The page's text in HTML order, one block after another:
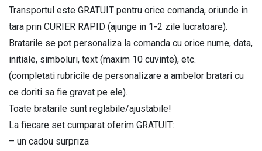
cu
initiale
si
data
la
alegere
cu
mesajul
Mereu
Transportul este GRATUIT pentru orice comanda, oriunde in
tara prin CURIER RAPID (ajunge in 1-2 zile lucratoare).
Bratarile se pot personaliza la comanda cu orice nume, data,
initiale, simboluri, text (maxim 10 cuvinte), etc.
(completati rubricile de personalizare a ambelor bratari cu
ce doriti sa fie gravat pe ele).
Toate bratarile sunt reglabile/ajustabile!
La fiecare set cumparat oferim GRATUIT:
– un cadou surpriza